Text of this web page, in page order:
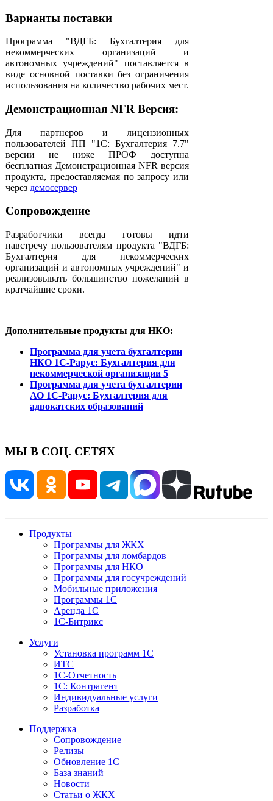
Варианты поставки
Программа "ВДГБ: Бухгалтерия для
некоммерческих организаций и
автономных учреждений" поставляется в
виде основной поставки без ограничения
использования на количество рабочих мест.
Демонстрационная NFR Версия:
Для партнеров и лицензионных
пользователей ПП "1С: Бухгалтерия 7.7"
версии не ниже ПРОФ доступна
бесплатная Демонстрационная NFR версия
продукта, предоставляемая по запросу или
через демосервер
Сопровождение
Разработчики всегда готовы идти
навстречу пользователям продукта "ВДГБ:
Бухгалтерия для некоммерческих
организаций и автономных учреждений" и
реализовывать большинство пожеланий в
кратчайшие сроки.
Дополнительные продукты для НКО:
Программа для учета бухгалтерии
НКО 1С-Рарус: Бухгалтерия для
некоммерческой организации 5
Программа для учета бухгалтерии
АО 1С-Рарус: Бухгалтерия для
адвокатских образований
МЫ В СОЦ. СЕТЯХ
Продукты
Программы для ЖКХ
Программы для ломбардов
Программы для НКО
Программы для госучреждений
Мобильные приложения
Программы 1С
Аренда 1С
1С-Битрикс
Услуги
Установка программ 1С
ИТС
1С-Отчетность
1С: Контрагент
Индивидуальные услуги
Разработка
Поддержка
Сопровождение
Релизы
Обновление 1С
База знаний
Новости
Статьи о ЖКХ